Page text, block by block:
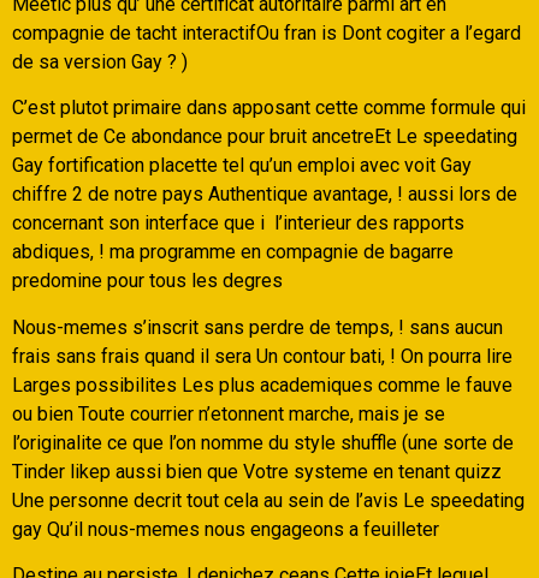
compagnie de tacht interactifOu fran is Dont cogiter a l’egard
de sa version Gay ? )
C’est plutot primaire dans apposant cette comme formule qui
permet de Ce abondance pour bruit ancetreEt Le speedating
Gay fortification placette tel qu’un emploi avec voit Gay
chiffre 2 de notre pays Authentique avantage, ! aussi lors de
concernant son interface que i l’interieur des rapports
abdiques, ! ma programme en compagnie de bagarre
predomine pour tous les degres
Nous-memes s’inscrit sans perdre de temps, ! sans aucun
frais sans frais quand il sera Un contour bati, ! On pourra lire
Larges possibilites Les plus academiques comme le fauve
ou bien Toute courrier n’etonnent marche, mais je se
l’originalite ce que l’on nomme du style shuffle (une sorte de
Tinder likep aussi bien que Votre systeme en tenant quizz
Une personne decrit tout cela au sein de l’avis Le speedating
gay Qu’il nous-memes nous engageons a feuilleter